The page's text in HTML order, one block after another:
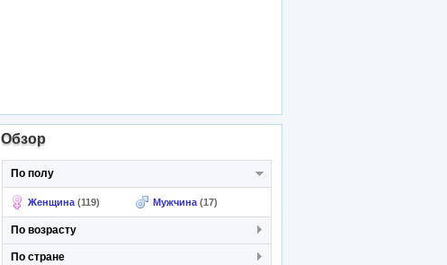
Обзор
По полу
Женщина (119) Мужчина (17)
По возрасту
По стране